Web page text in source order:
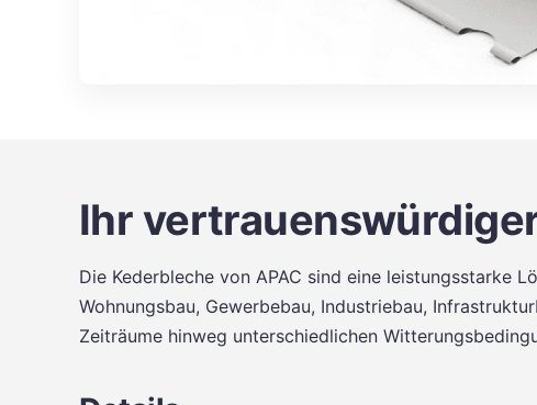
Ihr
Die Kederbleche von APAC sind eine leistungsstarke
Wohnungsbau, Gewerbebau, Industriebau,
Zeiträume hinweg unterschiedlichen